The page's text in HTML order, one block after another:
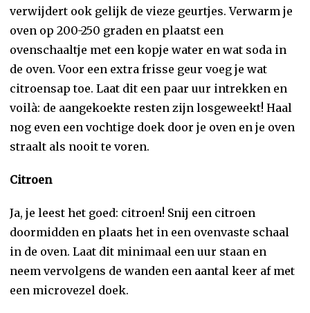
verwijdert ook gelijk de vieze geurtjes. Verwarm je
oven op 200-250 graden en plaatst een
ovenschaaltje met een kopje water en wat soda in
de oven. Voor een extra frisse geur voeg je wat
citroensap toe. Laat dit een paar uur intrekken en
voilà: de aangekoekte resten zijn losgeweekt! Haal
nog even een vochtige doek door je oven en je oven
straalt als nooit te voren.
Citroen
Ja, je leest het goed: citroen! Snij een citroen
doormidden en plaats het in een ovenvaste schaal
in de oven. Laat dit minimaal een uur staan en
neem vervolgens de wanden een aantal keer af met
een microvezel doek.